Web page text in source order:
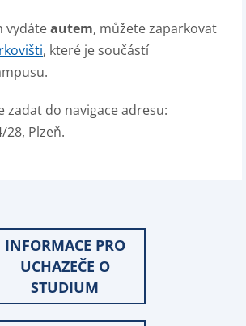
vydáteautem, můžete zaparkovat
, které je součástí
zadat do navigace adresu:
28, Plzeň.
INFORMACE PRO
UCHAZEČE O
STUDIUM